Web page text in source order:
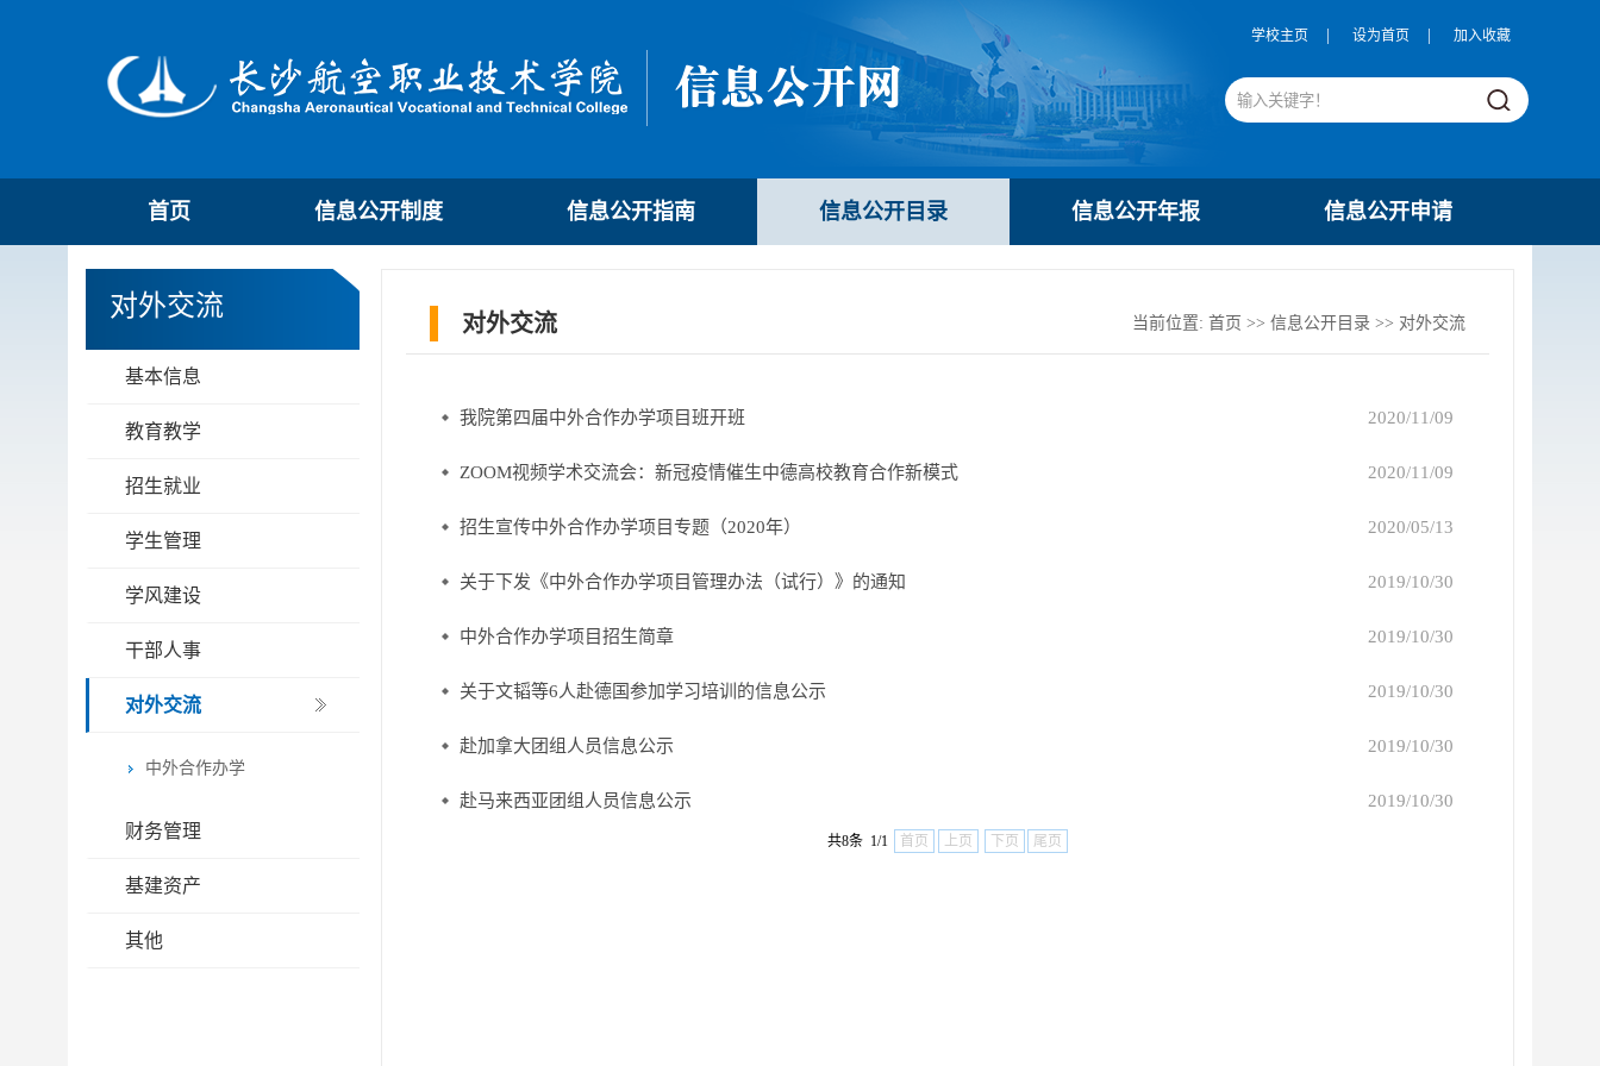
学校主页 设为首页 加入收藏
首页 信息公开制度 信息公开指南 信息公开目录 信息公开年报 信息公开申请
对外交流
基本信息
教育教学
招生就业
学生管理
学风建设
干部人事
对外交流
中外合作办学
财务管理
基建资产
其他
对外交流 当前位置: 首页 >> 信息公开目录 >> 对外交流
我院第四届中外合作办学项目班开班 2020/11/09
ZOOM视频学术交流会：新冠疫情催生中德高校教育合作新模式 2020/11/09
招生宣传中外合作办学项目专题（2020年） 2020/05/13
关于下发《中外合作办学项目管理办法（试行）》的通知 2019/10/30
中外合作办学项目招生简章 2019/10/30
关于文韬等6人赴德国参加学习培训的信息公示 2019/10/30
赴加拿大团组人员信息公示 2019/10/30
赴马来西亚团组人员信息公示 2019/10/30
共8条 1/1 首页 上页 下页 尾页